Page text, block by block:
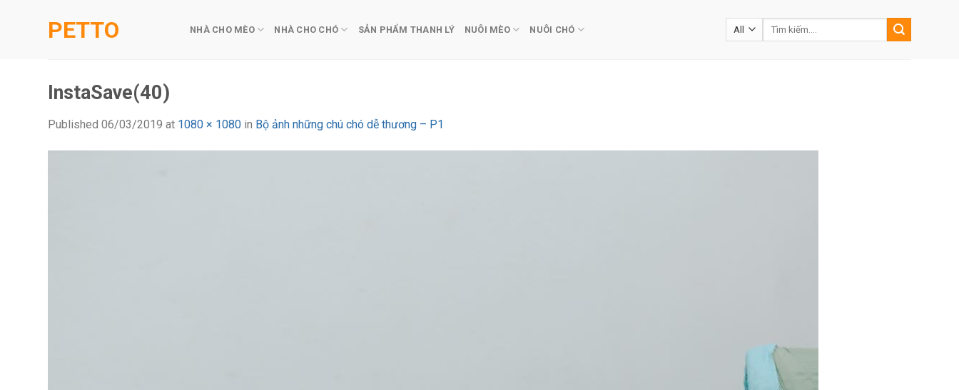
PETTO NHÀ CHO MÈO NHÀ CHO CHÓ SẢN PHẨM THANH LÝ NUÔI MÈO NUÔI CHÓ
Tìm
InstaSave(40)
Published 06/03/2019 at 1080 × 1080 in Bộ ảnh những chú chó dễ thương – P1